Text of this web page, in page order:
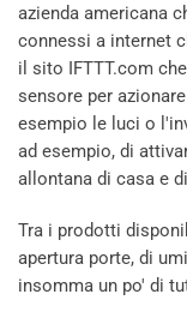
azienda americana
connessi a internet
il sito IFTTT.com
sensore per
esempio le luci o
ad esempio, di
allontana di casa e
Tra i prodotti
apertura porte, di
insomma un po' di